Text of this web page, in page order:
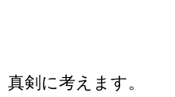
真剣に考えます。